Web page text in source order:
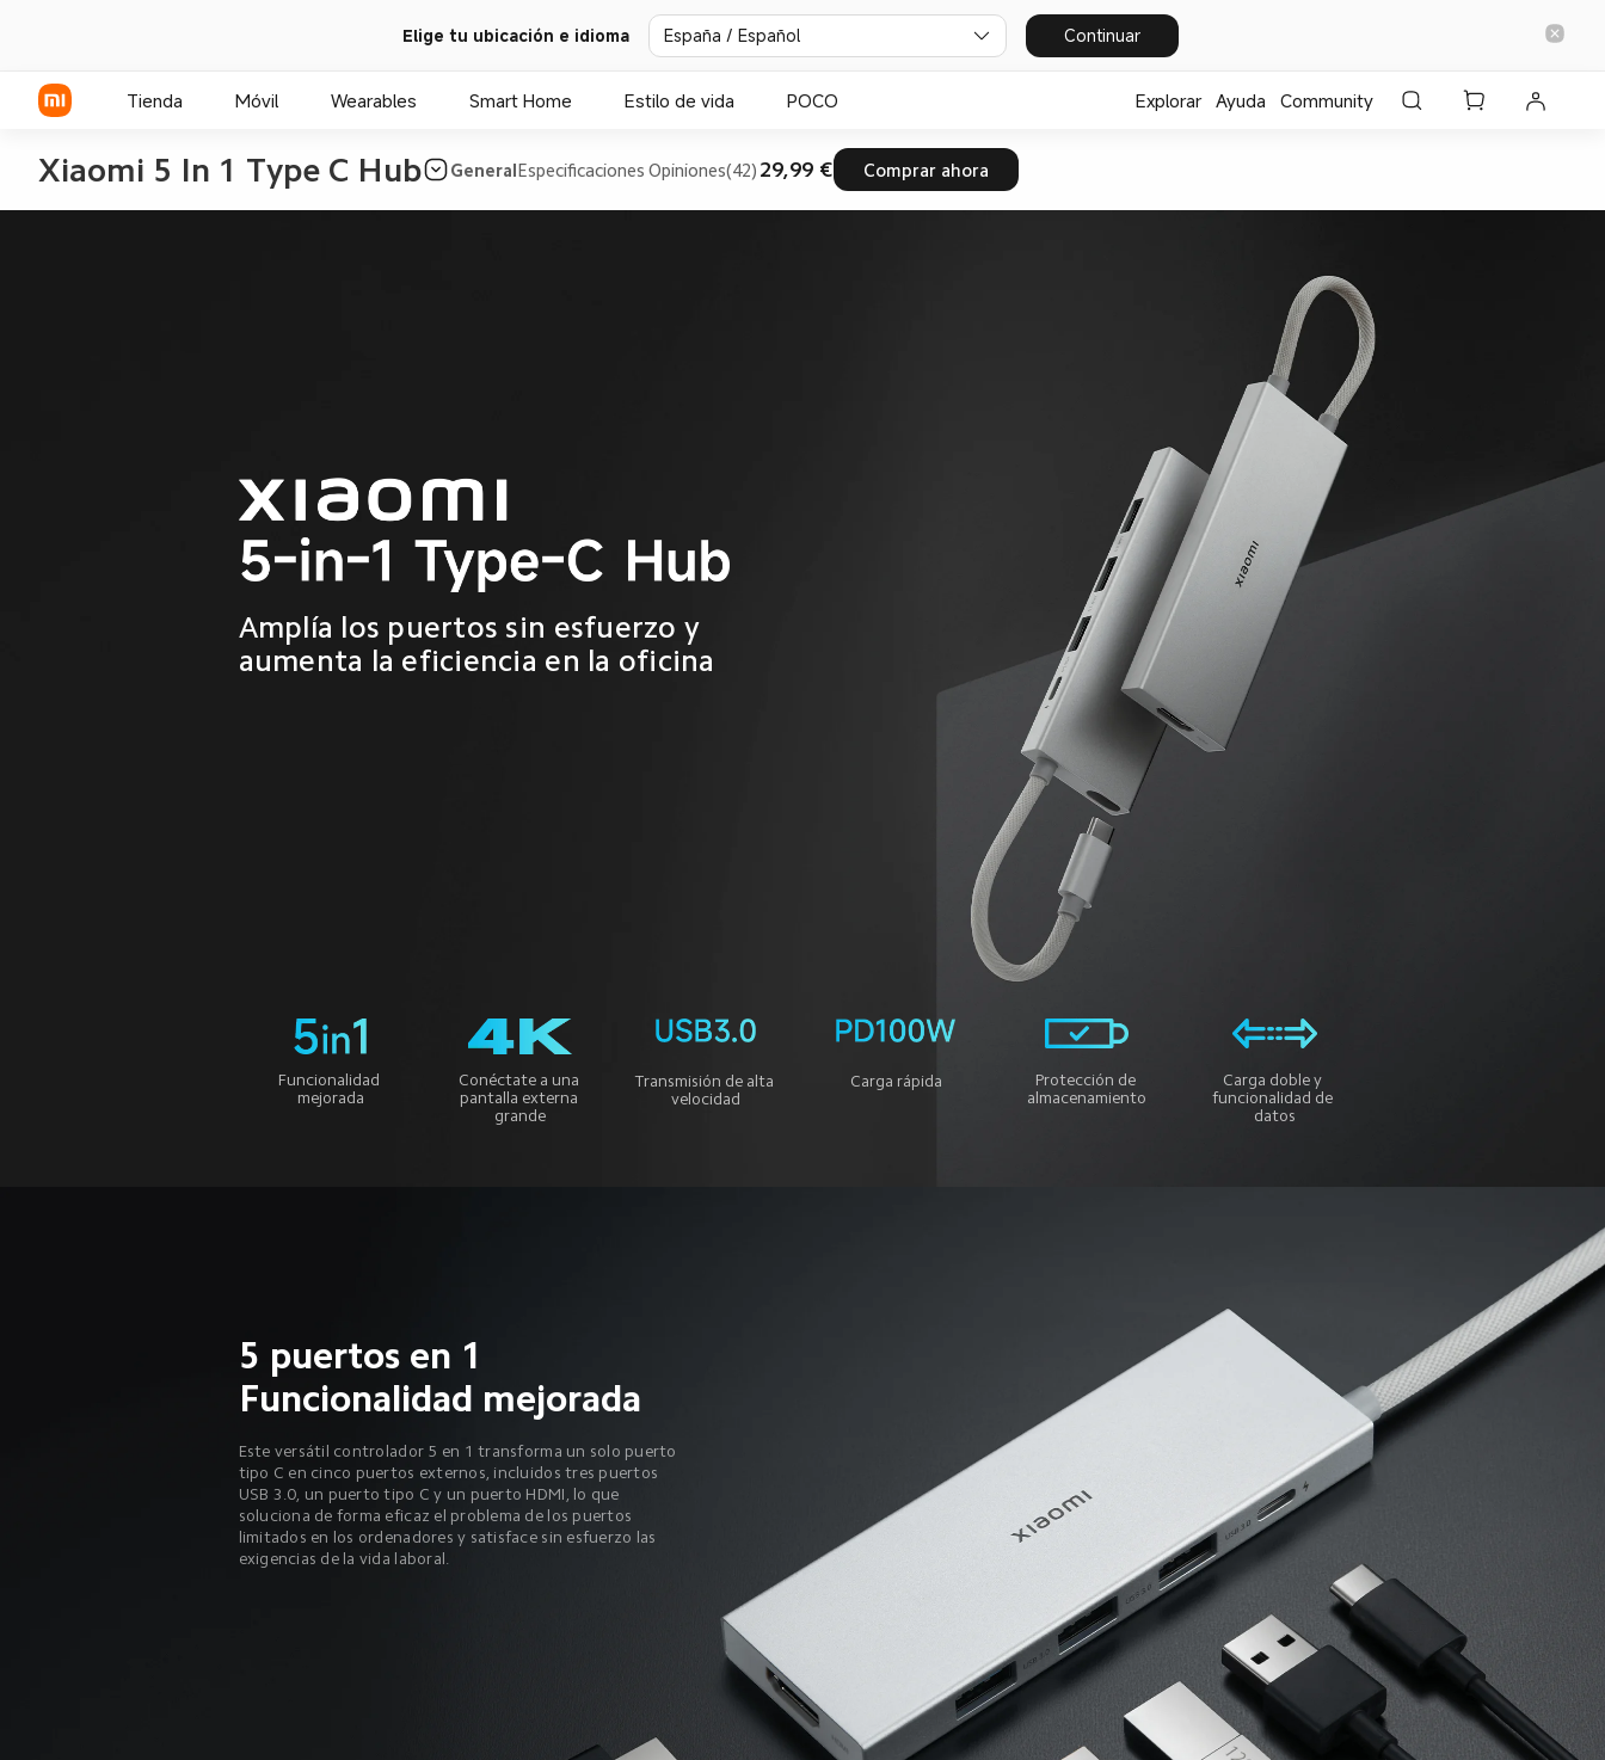
Elige tu ubicación e idioma España / Español Continuar
Tienda Móvil Wearables Smart Home Estilo de vida POCO Explorar Ayuda Community
Xiaomi 5 In 1 Type C Hub GeneralEspecificaciones Opiniones(42) 29,99 € Comprar ahora
Amplía los puertos sin esfuerzo y
aumenta la eficiencia en la oficina
Funcionalidad
mejorada
Conéctate a una
pantalla externa
grande
Transmisión de alta
velocidad
Carga rápida
Protección de
almacenamiento
Carga doble y
funcionalidad de
datos
Funcionalidad mejorada
Este versátil controlador 5 en 1 transforma un solo puerto
tipo C en cinco puertos externos, incluidos tres puertos
USB 3.0, un puerto tipo C y un puerto HDMI, lo que
soluciona de forma eficaz el problema de los puertos
limitados en los ordenadores y satisface sin esfuerzo las
exigencias de la vida laboral.